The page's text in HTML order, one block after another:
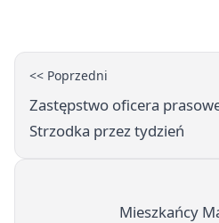
<< Poprzedni
Zastępstwo oficera
Strzodka przez tydzień
Mieszkańcy